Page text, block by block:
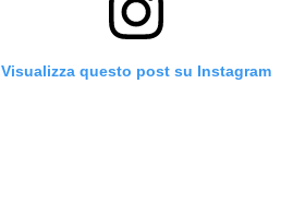
Visualizza questo post su Instagram